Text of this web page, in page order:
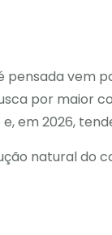
vem
por maior
e, em 2026,
natural do